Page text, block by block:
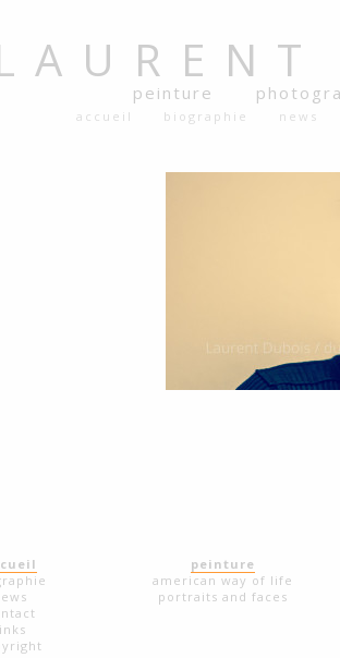
peinture
accueil biographie news
peinture
american way of life
portraits and faces